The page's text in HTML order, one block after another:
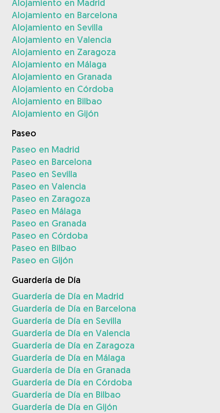
Alojamiento en Madrid
Alojamiento en Barcelona
Alojamiento en Sevilla
Alojamiento en Valencia
Alojamiento en Zaragoza
Alojamiento en Málaga
Alojamiento en Granada
Alojamiento en Córdoba
Alojamiento en Bilbao
Alojamiento en Gijón
Paseo
Paseo en Madrid
Paseo en Barcelona
Paseo en Sevilla
Paseo en Valencia
Paseo en Zaragoza
Paseo en Málaga
Paseo en Granada
Paseo en Córdoba
Paseo en Bilbao
Paseo en Gijón
Guardería de Día
Guardería de Día en Madrid
Guardería de Día en Barcelona
Guardería de Día en Sevilla
Guardería de Día en Valencia
Guardería de Día en Zaragoza
Guardería de Día en Málaga
Guardería de Día en Granada
Guardería de Día en Córdoba
Guardería de Día en Bilbao
Guardería de Día en Gijón